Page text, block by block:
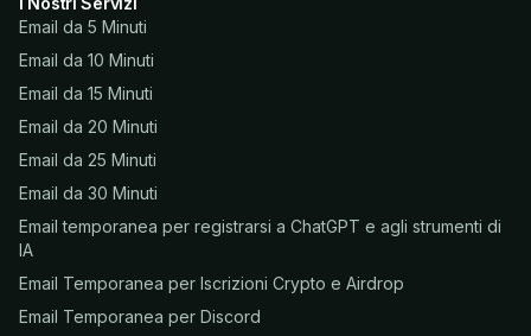
Email da 5 Minuti
Email da 10 Minuti
Email da 15 Minuti
Email da 20 Minuti
Email da 25 Minuti
Email da 30 Minuti
Email temporanea per registrarsi a ChatGPT e agli strumenti di
IA
Email Temporanea per Iscrizioni Crypto e Airdrop
Email Temporanea per Discord